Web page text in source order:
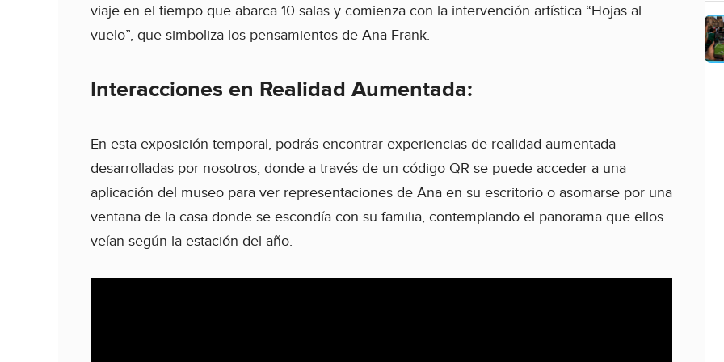
viaje en el tiempo que abarca 10 salas y comienza con la intervención artística “Hojas al
vuelo”, que simboliza los pensamientos de Ana Frank.
Interacciones en Realidad Aumentada:
En esta exposición temporal, podrás encontrar experiencias de realidad aumentada
desarrolladas por nosotros, donde a través de un código QR se puede acceder a una
aplicación del museo para ver representaciones de Ana en su escritorio o asomarse por una
ventana de la casa donde se escondía con su familia, contemplando el panorama que ellos
veían según la estación del año.